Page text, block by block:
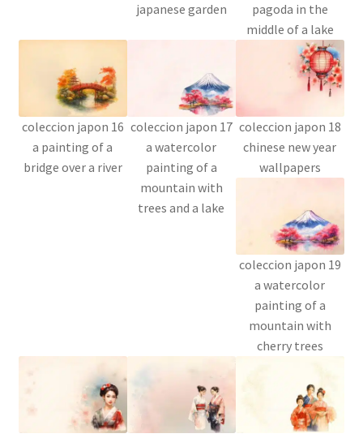
japanese garden
pagoda in the
middle of a lake
coleccion japon 16
a painting of a
bridge over a river
coleccion japon 17
a watercolor
painting of a
mountain with
trees and a lake
coleccion japon 18
chinese new year
wallpapers
coleccion japon 19
a watercolor
painting of a
mountain with
cherry trees